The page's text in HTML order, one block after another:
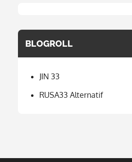
BLOGROLL
JIN 33
RUSA33 Alternatif